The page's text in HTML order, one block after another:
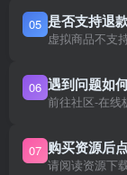
05 是否支持退
虚拟商品不支
06 遇到问题如
前往社区-在线
07 购买资源后
请阅读资源下